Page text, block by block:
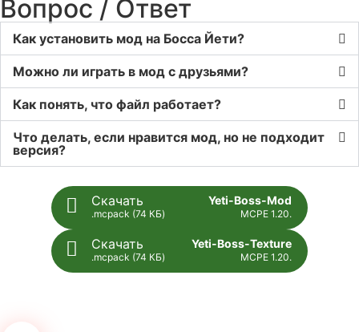
Вопрос / Ответ
Как установить мод на Босса Йети?
Можно ли играть в мод с друзьями?
Как понять, что файл работает?
Что делать, если нравится мод, но не подходит
версия?
Скачать
.mcpack (74 КБ)
Yeti-Boss-Mod
MCPE 1.20.
Скачать
.mcpack (74 КБ)
Yeti-Boss-Texture
MCPE 1.20.